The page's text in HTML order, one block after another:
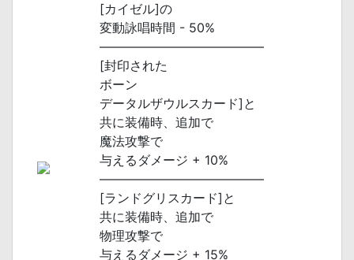
[カイゼル]の
変動詠唱時間 - 50%
―――――――――――――
[封印された
ボーン
データルザウルスカード]と
共に装備時、追加で
魔法攻撃で
与えるダメージ + 10%
―――――――――――――
[ランドグリスカード]と
共に装備時、追加で
物理攻撃で
与えるダメージ + 15%